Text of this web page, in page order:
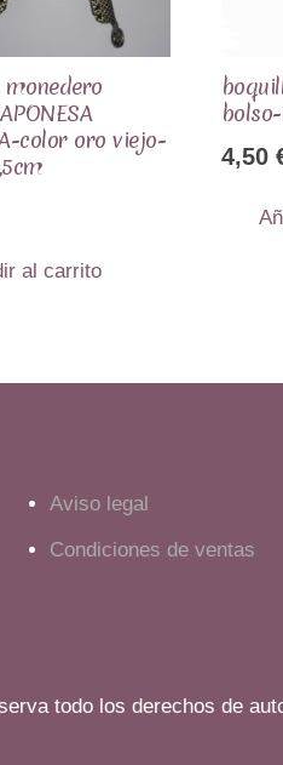
color oro viejo-
al carrito
4,50
Aviso legal
Condiciones de ventas
todo los derechos de